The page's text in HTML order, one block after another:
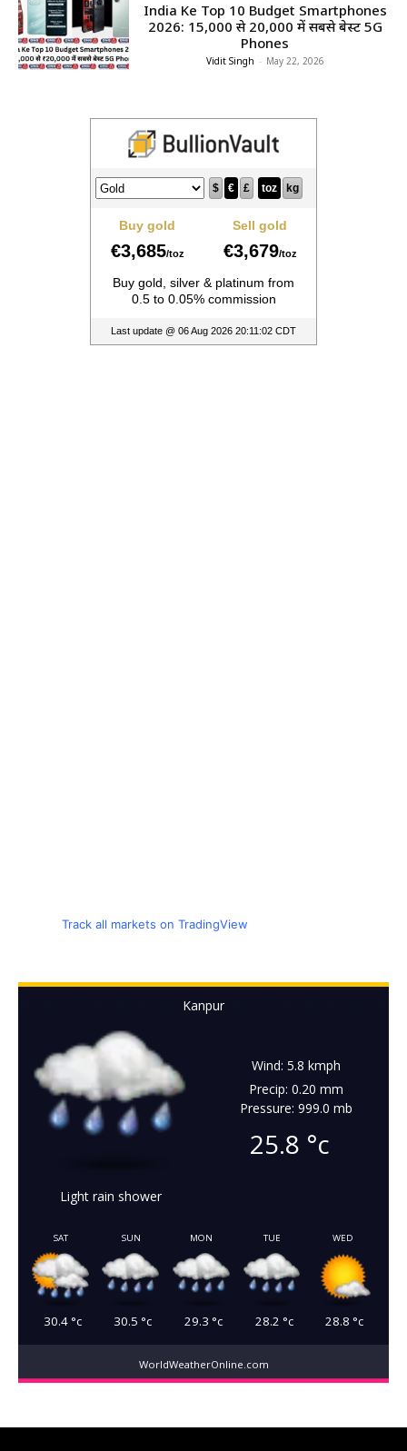
India Ke Top 10 Budget Smartphones
2026: ₹15,000 से ₹20,000 में सबसे बेस्ट 5G
Phones
Vidit Singh - May 22, 2026
Track all markets on TradingView
Kanpur
Light rain shower
Wind: 5.8 kmph
Precip: 0.20 mm
Pressure: 999.0 mb
25.8 °c
SAT
30.4°c
SUN
30.5 °c
MON
29.3 °c
TUE
28.2 °c
WED
28.8 °c
WorldWeatherOnline.com